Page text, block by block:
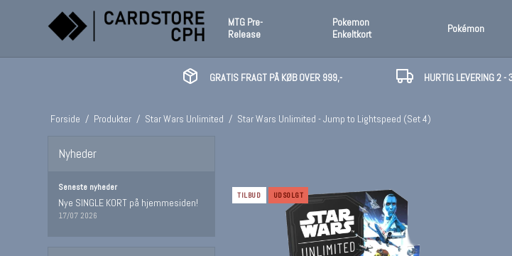
MTG Pre-
Release
Pokemon
Enkeltkort
Pokémon
GRATIS FRAGT PÅ KØB OVER 999,- HURTIG LEVERING 2 -
Forside / Produkter / Star Wars Unlimited / Star Wars Unlimited - Jump to Lightspeed (Set 4)
Nyheder
Seneste nyheder
Nye SINGLE KORT på hjemmesiden!
17/07 2026
TILBUD UDSOLGT